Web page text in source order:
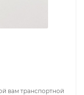
вам транспортной